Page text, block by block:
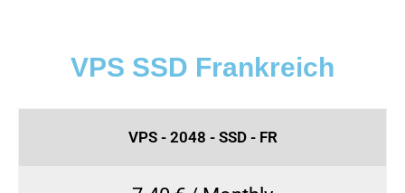
VPS SSD Frankreich
VPS - 2048 - SSD - FR